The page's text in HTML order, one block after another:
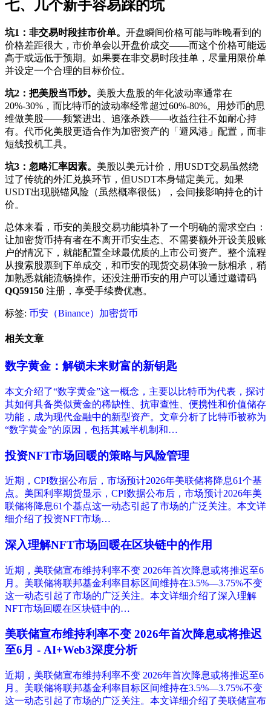
七、几个新手容易踩的坑
坑1：非交易时段挂市价单。 开盘瞬间价格可能与昨晚看到的
价格差距很大，市价单会以开盘价成交——而这个价格可能远
高于或远低于预期。如果要在非交易时段挂单，尽量用限价单
并设定一个合理的目标价位。
坑2：把美股当币炒。 美股大盘股的年化波动率通常在
20%-30%，而比特币的波动率经常超过60%-80%。用炒币的思
维做美股——频繁进出、追涨杀跌——收益往往不如耐心持
有。代币化美股更适合作为加密资产的「避风港」配置，而非
短线投机工具。
坑3：忽略汇率因素。 美股以美元计价，用USDT交易虽然绕
过了传统的外汇兑换环节，但USDT本身锚定美元。如果
USDT出现脱锚风险（虽然概率很低），会间接影响持仓的计
价。
总体来看，币安的美股交易功能填补了一个明确的需求空白：
让加密货币持有者在不离开币安生态、不需要额外开设美股账
户的情况下，就能配置全球最优质的上市公司资产。整个流程
从搜索股票到下单成交，和币安的现货交易体验一脉相承，稍
加熟悉就能流畅操作。还没注册币安的用户可以通过邀请码
QQ59150 注册，享受手续费优惠。
标签: 币安（Binance） 加密货币
相关文章
数字黄金：解锁未来财富的新钥匙
本文介绍了“数字黄金”这一概念，主要以比特币为代表，探讨
其如何具备类似黄金的稀缺性、抗审查性、便携性和价值储存
功能，成为现代金融中的新型资产。文章分析了比特币被称为
“数字黄金”的原因，包括其减半机制和…
投资NFT市场回暖的策略与风险管理
近期，CPI数据公布后，市场预计2026年美联储将降息61个基
点。美国利率期货显示，CPI数据公布后，市场预计2026年美
联储将降息61个基点这一动态引起了市场的广泛关注。本文详
细介绍了投资NFT市场…
深入理解NFT市场回暖在区块链中的作用
近期，美联储宣布维持利率不变 2026年首次降息或将推迟至6
月。美联储将联邦基金利率目标区间维持在3.5%—3.75%不变
这一动态引起了市场的广泛关注。本文详细介绍了深入理解
NFT市场回暖在区块链中的…
美联储宣布维持利率不变 2026年首次降息或将推迟
至6月 - AI+Web3深度分析
近期，美联储宣布维持利率不变 2026年首次降息或将推迟至6
月。美联储将联邦基金利率目标区间维持在3.5%—3.75%不变
这一动态引起了市场的广泛关注。本文详细介绍了美联储宣布